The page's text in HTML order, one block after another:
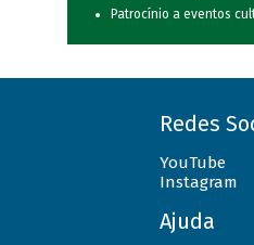
Patrocínio a eventos
Redes
YouTube
Instagram
Ajuda